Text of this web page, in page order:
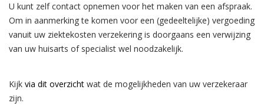
U kunt zelf contact opnemen voor het maken van een afspraak.
Om in aanmerking te komen voor een (gedeeltelijke) vergoeding
vanuit uw ziektekosten verzekering is doorgaans een verwijzing
van uw huisarts of specialist wel noodzakelijk.
Kijk via dit overzicht wat de mogelijkheden van uw verzekeraar
zijn.